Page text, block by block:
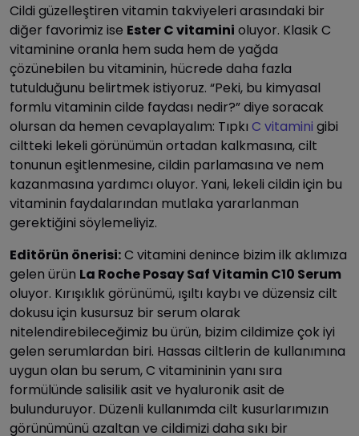
Cildi güzelleştiren vitamin takviyeleri arasındaki bir
diğer favorimiz ise Ester C vitamini oluyor. Klasik C
vitaminine oranla hem suda hem de yağda
çözünebilen bu vitaminin, hücrede daha fazla
tutulduğunu belirtmek istiyoruz. “Peki, bu kimyasal
formlu vitaminin cilde faydası nedir?” diye soracak
olursan da hemen cevaplayalım: Tıpkı C vitamini gibi
ciltteki lekeli görünümün ortadan kalkmasına, cilt
tonunun eşitlenmesine, cildin parlamasına ve nem
kazanmasına yardımcı oluyor. Yani, lekeli cildin için bu
vitaminin faydalarından mutlaka yararlanman
gerektiğini söylemeliyiz.
Editörün önerisi:C vitamini denince bizim ilk aklımıza
gelen ürün La Roche Posay Saf Vitamin C10 Serum
oluyor. Kırışıklık görünümü, ışıltı kaybı ve düzensiz cilt
dokusu için kusursuz bir serum olarak
nitelendirebileceğimiz bu ürün, bizim cildimize çok iyi
gelen serumlardan biri. Hassas ciltlerin de kullanımına
uygun olan bu serum, C vitamininin yanı sıra
formülünde salisilik asit ve hyaluronik asit de
bulunduruyor. Düzenli kullanımda cilt kusurlarımızın
görünümünü azaltan ve cildimizi daha sıkı bir